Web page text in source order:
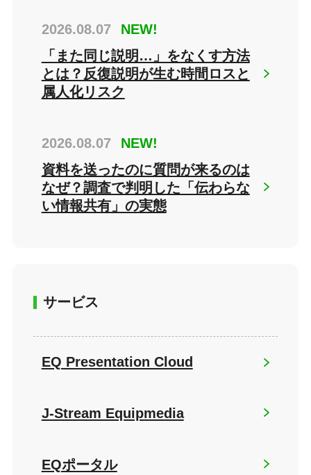
2026.08.07
NEW!
「また同じ説明…」をなくす方法
とは？反復説明が生む時間ロスと
属人化リスク
2026.08.07
NEW!
資料を送ったのに質問が来るのは
なぜ？調査で判明した「伝わらな
い情報共有」の実態
サービス
EQ Presentation Cloud
J-Stream Equipmedia
EQポータル